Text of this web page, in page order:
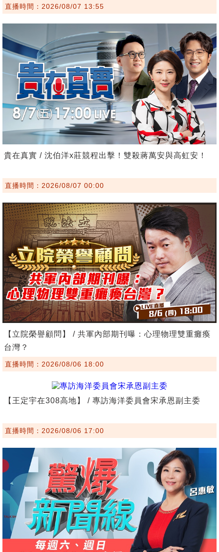
直播時間：2026/08/07 13:55
貴在真實 / 沈伯洋x莊競程出擊！雙殺蔣萬安與高虹安！
直播時間：2026/08/07 00:00
【立院榮譽顧問】 / 共軍內部期刊曝：心理物理雙重癱瘓
台灣？
直播時間：2026/08/06 18:00
【王定宇在308高地】 / 專訪海洋委員會宋承恩副主委
直播時間：2026/08/06 17:00